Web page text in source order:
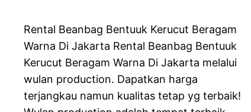
Rental Beanbag Bentuuk Kerucut Beragam
Warna Di Jakarta Rental Beanbag Bentuuk
Kerucut Beragam Warna Di Jakarta melalui
wulan production. Dapatkan harga
terjangkau namun kualitas tetap yg terbaik!